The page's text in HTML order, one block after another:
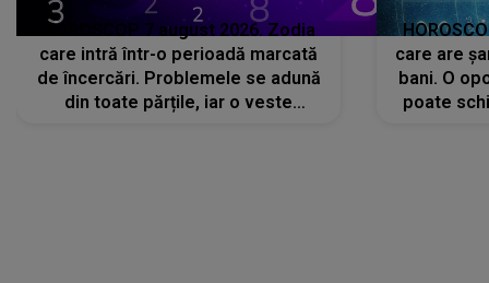
HOROSCOP 7 august 2026. Zodia
care intră într-o perioadă marcată
de încercări. Problemele se adună
din toate părțile, iar o veste
care are
bani. O
poate